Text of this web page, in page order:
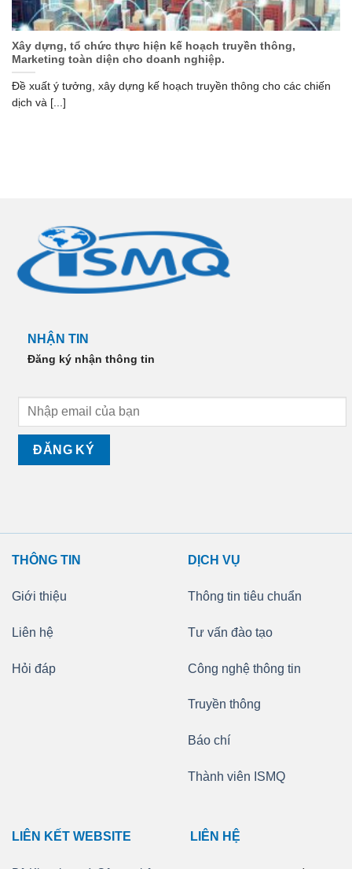
Xây dựng, tổ chức thực hiện kế hoạch truyền thông,
Marketing toàn diện cho doanh nghiệp.
Đề xuất ý tưởng, xây dựng kế hoạch truyền thông cho các chiến
dịch và [...]
NHẬN TIN
Đăng ký nhận thông tin
THÔNG TIN
Giới thiệu
Liên hệ
Hỏi đáp
DỊCH VỤ
Thông tin tiêu chuẩn
Tư vấn đào tạo
Công nghệ thông tin
Truyền thông
Báo chí
Thành viên ISMQ
LIÊN KẾT WEBSITE LIÊN HỆ